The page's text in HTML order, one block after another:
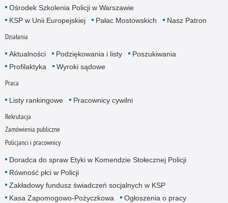
Ośrodek Szkolenia Policji w Warszawie
KSP w Unii Europejskiej
Pałac Mostowskich Nasz Patron
Działania
Aktualności Podziękowania i listy
Poszukiwania
Profilaktyka
Wyroki sądowe
Praca
Listy rankingowe Pracownicy cywilni
Rekrutacja
Zamówienia publiczne
Policjanci i pracownicy
Doradca do spraw Etyki w Komendzie Stołecznej Policji
Równość płci w Policji
Zakładowy fundusz świadczeń socjalnych w KSP
Kasa Zapomogowo-Pożyczkowa
Ogłoszenia o pracy